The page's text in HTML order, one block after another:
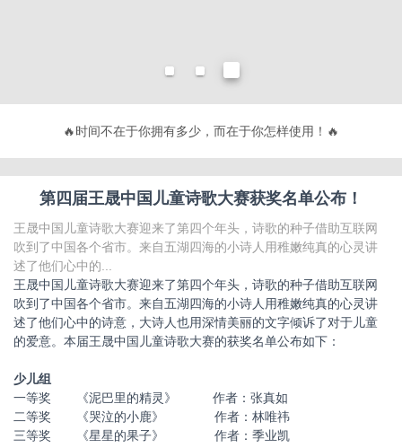
🔥时间不在于你拥有多少，而在于你怎样使用！ 🔥
第四届王晟中国儿童诗歌大赛获奖名单公布！
王晟中国儿童诗歌大赛迎来了第四个年头，诗歌的种子借助互联网
吹到了中国各个省市。来自五湖四海的小诗人用稚嫩纯真的心灵讲
述了他们心中的...
王晟中国儿童诗歌大赛迎来了第四个年头，诗歌的种子借助互联网
吹到了中国各个省市。来自五湖四海的小诗人用稚嫩纯真的心灵讲
述了他们心中的诗意，大诗人也用深情美丽的文字倾诉了对于儿童
的爱意。本届王晟中国儿童诗歌大赛的获奖名单公布如下：
少儿组
一等奖 《泥巴里的精灵》 作者：张真如
二等奖 《哭泣的小鹿》 作者：林唯祎
三等奖 《星星的果子》 作者：季业凯